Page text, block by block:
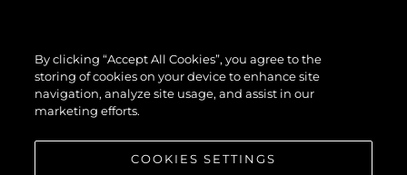
By clicking “Accept All Cookies”, you agree to the
storing of cookies on your device to enhance site
navigation, analyze site usage, and assist in our
marketing efforts.
COOKIES SETTINGS